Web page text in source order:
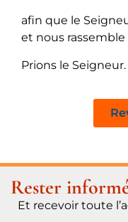
afin que le
et nous
Prions le Seigneur.
Rester
Et recevoir toute